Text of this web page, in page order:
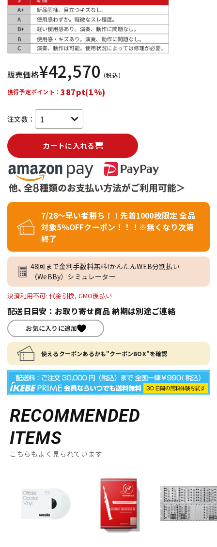
中古
販売価格¥42,570 （税込）
獲得予定ポイント：387pt(1%)
注文数：
カートに入れる
7/28～早い者勝ち！！先着1000枚限定 全品
対象5％OFFクーポン！！！※無くなり次第
終了
48回まで金利手数料無料!かんたんWEB分割払い
（WeBBy）シミュレーター
決済利用不可: 代金引換, GMO後払い
配送日目安：お取り寄せ商品 納期は別途ご連絡
お気に入りに追加
使えるクーポンあるかも"クーポンBOX"を確認
RECOMMENDED
ITEMS
こちらもよく見られています